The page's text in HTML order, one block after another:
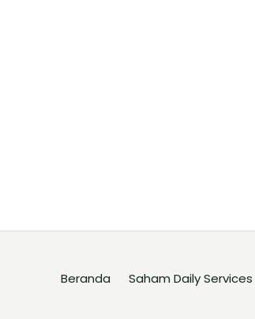
Beranda Saham Daily Services